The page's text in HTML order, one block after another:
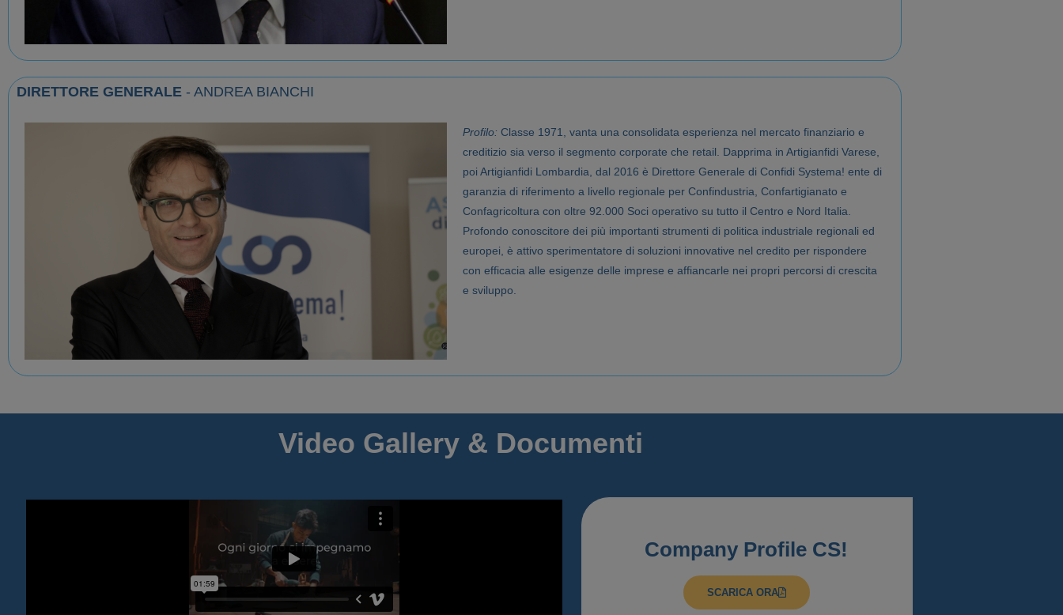
DIRETTORE GENERALE - ANDREA BIANCHI
Profilo: Classe 1971, vanta una consolidata esperienza nel mercato finanziario e
creditizio sia verso il segmento corporate che retail. Dapprima in Artigianfidi Varese,
poi Artigianfidi Lombardia, dal 2016 è Direttore Generale di Confidi Systema! ente di
garanzia di riferimento a livello regionale per Confindustria, Confartigianato e
Confagricoltura con oltre 92.000 Soci operativo su tutto il Centro e Nord Italia.
Profondo conoscitore dei più importanti strumenti di politica industriale regionali ed
europei, è attivo sperimentatore di soluzioni innovative nel credito per rispondere
con efficacia alle esigenze delle imprese e affiancarle nei propri percorsi di crescita
e sviluppo.
Video Gallery & Documenti
Company Profile CS!
SCARICA ORA